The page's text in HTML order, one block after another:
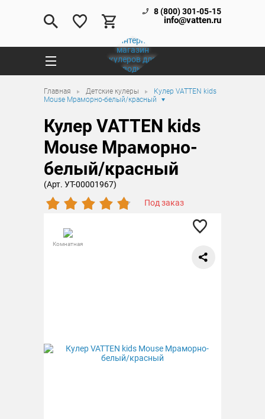
8 (800) 301-05-15
info@vatten.ru
Главная Детские кулеры
Кулер VATTEN kids
Mouse Мраморно-белый/красный
Кулер VATTEN kids
Mouse Мраморно-
белый/красный
(Арт. УТ-00001967)
Под заказ
Комнатная